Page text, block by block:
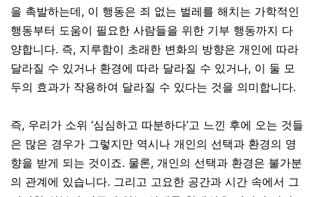
을 촉발하는데, 이 행동은 죄 없는 벌레를 해치는 가학적인
행동부터 도움이 필요한 사람들을 위한 기부 행동까지 다
양합니다. 즉, 지루함이 초래한 변화의 방향은 개인에 따라
달라질 수 있거나 환경에 따라 달라질 수 있거나, 이 둘 모
두의 효과가 작용하여 달라질 수 있다는 것을 의미합니다.
즉, 우리가 소위 ‘심심하고 따분하다’고 느낀 후에 오는 것들
은 많은 경우가 그렇지만 역시나 개인의 선택과 환경의 영
향을 받게 되는 것이죠. 물론, 개인의 선택과 환경은 불가분
의 관계에 있습니다. 그리고 고요한 공간과 시간 속에서 그